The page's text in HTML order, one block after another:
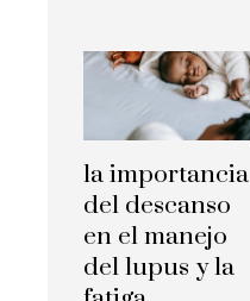
la importancia
del descanso
en el manejo
del lupus y la